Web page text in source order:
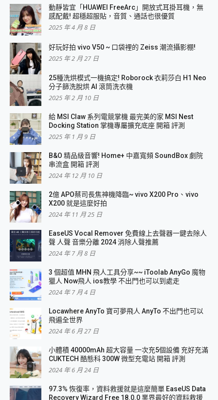
動靜皆宜「HUAWEI FreeArc」開放式耳掛耳機，無
感配戴! 超穩超服貼，音質、通話也很優質
2025 年 4 月 8 日
好玩好拍 vivo V50 ~ 口袋裡的 Zeiss 潮流攝影棚!
2025 年 2 月 27 日
25種洗烘模式一機搞定! Roborock 衣莉莎白 H1 Neo
分子篩洗脫烘 AI 滾筒洗衣機
2025 年 2 月 10 日
給 MSI Claw 系列電競掌機 最完美的家 MSI Nest
Docking Station 掌機專屬擴充底座 開箱 評測
2025 年 1 月 9 日
B&O 精品級音響! Home+ 中嘉寬頻 SoundBox 劇院
串流盒 開箱 評測
2024 年 12 月 10 日
2億 APO蔡司長焦神機降臨~ vivo X200 Pro、vivo
X200 就是這麼好拍
2024 年 11 月 25 日
EaseUS Vocal Remover 免費線上去聲器一鍵去除人
聲 人聲 音樂分離 2024 消除人聲推薦
2024 年 7 月 8 日
3 個超值 MHN 飛人工具分享~~ iToolab AnyGo 魔物
獵人 Now飛人 ios教學 不出門也可以到處走
2024 年 7 月 4 日
Locawhere AnyTo 寶可夢飛人 AnyTo 不出門也可以
飛遍全世界
2024 年 6 月 27 日
小體積 40000mAh 超大容量 一次充5個設備 充好充滿
CUKTECH 酷態科 300W 微型充電站 開箱 評測
2024 年 6 月 24 日
97.3% 恢復率，資料救援就是這麼簡單 EaseUS Data
Recovery Wizard Free 18.0.0 業界最好的資料救援